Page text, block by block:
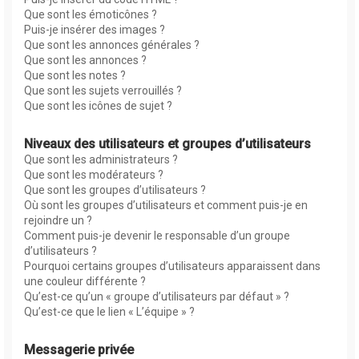
Que sont les émoticônes ?
Puis-je insérer des images ?
Que sont les annonces générales ?
Que sont les annonces ?
Que sont les notes ?
Que sont les sujets verrouillés ?
Que sont les icônes de sujet ?
Niveaux des utilisateurs et groupes d’utilisateurs
Que sont les administrateurs ?
Que sont les modérateurs ?
Que sont les groupes d’utilisateurs ?
Où sont les groupes d’utilisateurs et comment puis-je en
rejoindre un ?
Comment puis-je devenir le responsable d’un groupe
d’utilisateurs ?
Pourquoi certains groupes d’utilisateurs apparaissent dans
une couleur différente ?
Qu’est-ce qu’un « groupe d’utilisateurs par défaut » ?
Qu’est-ce que le lien « L’équipe » ?
Messagerie privée